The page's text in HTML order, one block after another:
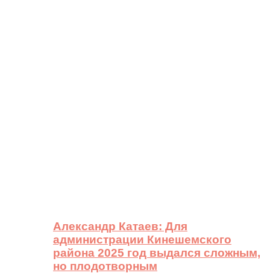
Александр Катаев: Для
администрации Кинешемского
района 2025 год выдался сложным,
но плодотворным